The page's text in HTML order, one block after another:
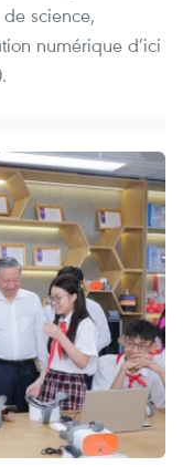
science,
numérique d’ici